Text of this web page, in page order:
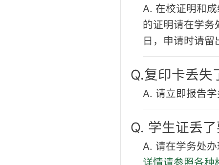
A. 在校证明和
的证明请在学务
日，申请时请留
Q.复印卡丢失
A. 请立即报告
Q. 学生证丢
A. 请在学务处
详情请参照各种